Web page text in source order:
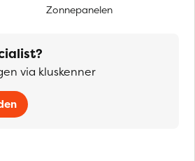
Zonnepanelen
via kluskenner